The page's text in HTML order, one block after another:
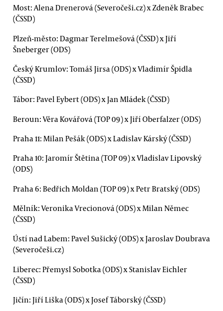
Most: Alena Drenerová (Severočeši.cz) x Zdeněk Brabec
(ČSSD)
Plzeň-město: Dagmar Terelmešová (ČSSD) x Jiří
Šneberger (ODS)
Český Krumlov: Tomáš Jirsa (ODS) x Vladimír Špidla
(ČSSD)
Tábor: Pavel Eybert (ODS) x Jan Mládek (ČSSD)
Beroun: Věra Kovářová (TOP 09) x Jiří Oberfalzer (ODS)
Praha 11: Milan Pešák (ODS) x Ladislav Kárský (ČSSD)
Praha 10: Jaromír Štětina (TOP 09) x Vladislav Lipovský
(ODS)
Praha 6: Bedřich Moldan (TOP 09) x Petr Bratský (ODS)
Mělník: Veronika Vrecionová (ODS) x Milan Němec
(ČSSD)
Ústí nad Labem: Pavel Sušický (ODS) x Jaroslav Doubrava
(Severočeši.cz)
Liberec: Přemysl Sobotka (ODS) x Stanislav Eichler
(ČSSD)
Jičín: Jiří Liška (ODS) x Josef Táborský (ČSSD)